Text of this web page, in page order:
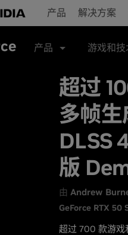
产品 解决方案
产品 游戏和技
超过
多帧
DLSS
版
由 Andrew
GeForce RTX 50
超过 700 款游戏